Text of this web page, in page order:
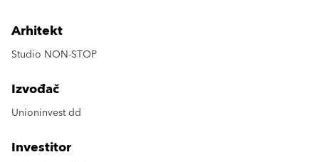
Arhitekt
Studio NON-STOP
Izvođač
Unioninvest dd
Investitor